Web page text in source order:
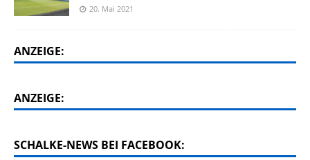
20. Mai 2021
ANZEIGE:
ANZEIGE:
SCHALKE-NEWS BEI FACEBOOK: